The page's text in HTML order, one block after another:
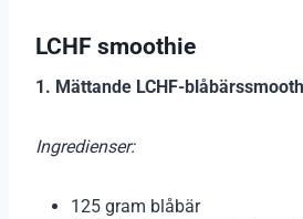
LCHF smoothie
1. Mättande LCHF-
Ingredienser:
125 gram blåbär